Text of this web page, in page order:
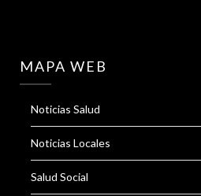
MAPA WEB
Noticias Salud
Noticias Locales
Salud Social